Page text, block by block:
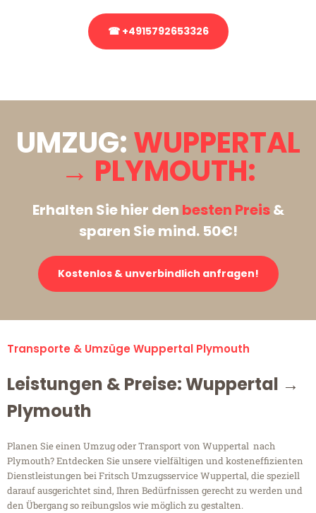
☎ +4915792653326
UMZUG:WUPPERTAL
→ PLYMOUTH:
Erhalten Sie hier den besten Preis&
sparen Sie mind. 50€!
Kostenlos & unverbindlich anfragen!
Transporte & Umzüge Wuppertal Plymouth
Leistungen & Preise: Wuppertal →
Plymouth
Planen Sie einen Umzug oder Transport von Wuppertal nach
Plymouth? Entdecken Sie unsere vielfältigen und kosteneffizienten
Dienstleistungen bei Fritsch Umzugsservice Wuppertal, die speziell
darauf ausgerichtet sind, Ihren Bedürfnissen gerecht zu werden und
den Übergang so reibungslos wie möglich zu gestalten.